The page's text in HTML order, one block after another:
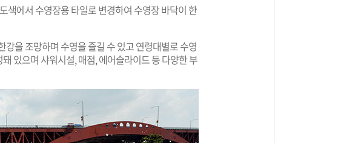
색에서 수영장용 타일로 변경하여 수영장 바닥이 한
을 조망하며 수영을 즐길 수 있고 연령대별로 수영
있으며 샤워시설, 매점, 에어슬라이드 등 다양한 부